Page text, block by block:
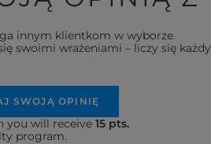
innym klientkom w wyborze.
swoimi wrażeniami – liczy się
SWOJĄ OPINIĘ
you will receive 15 pts.
program.